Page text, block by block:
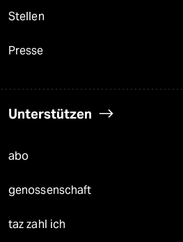
Stellen
Presse
Unterstützen
abo
genossenschaft
taz zahl ich